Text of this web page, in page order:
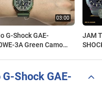
G-Shock GAE-
3A Green Camo
JAM
Shock GAE-